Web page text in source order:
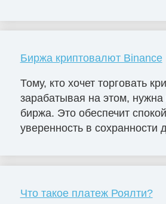
Биржа криптовалют Binance
Тому, кто хочет торговать
зарабатывая на этом,
биржа. Это обеспечит
уверенность в сохранности
Что такое платеж Роялти?